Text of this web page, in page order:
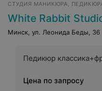
СТУДИЯ МАНИКЮРА,
White Rabbit
Минск, ул. Леонида Беды, 36
Педикюр
Цена по запросу